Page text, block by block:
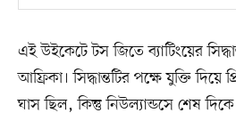
এই উইকেটে টস জিতে ব্যাটিংয়ের
আফ্রিকা। সিদ্ধান্তটির পক্ষে যুক্তি দিয়ে
ঘাস ছিল, কিন্তু নিউল্যান্ডসে শেষ